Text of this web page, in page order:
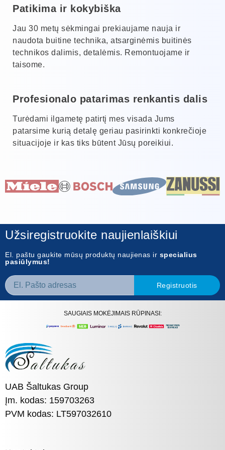
Patikima ir kokybiška
Jau 30 metų sėkmingai prekiaujame nauja ir
naudota buitine technika, atsarginėmis buitinės
technikos dalimis, detalėmis. Remontuojame ir
taisome.
Profesionalo patarimas renkantis dalis
Turėdami ilgametę patirtį mes visada Jums
patarsime kurią detalę geriau pasirinkti konkrečioje
situacijoje ir kas tiks būtent Jūsų poreikiui.
Užsiregistruokite naujienlaiškiui
El. paštu gaukite mūsų produktų naujienas ir specialius
pasiūlymus!
Registruotis
SAUGIAIS MOKĖJIMAIS RŪPINASI:
UAB Šaltukas Group
Įm. kodas: 159703263
PVM kodas: LT597032610